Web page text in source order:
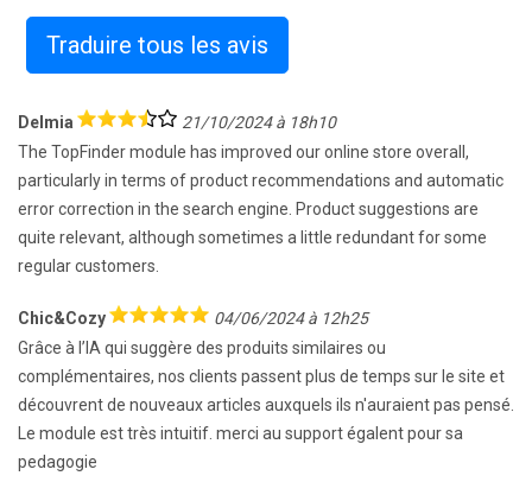
Traduire tous les avis
Delmia
21/10/2024 à 18h10
The TopFinder module has improved our online store overall,
particularly in terms of product recommendations and automatic
error correction in the search engine. Product suggestions are
quite relevant, although sometimes a little redundant for some
regular customers.
Chic&Cozy
04/06/2024 à 12h25
Grâce à l’IA qui suggère des produits similaires ou
complémentaires, nos clients passent plus de temps sur le site et
découvrent de nouveaux articles auxquels ils n'auraient pas pensé.
Le module est très intuitif. merci au support égalent pour sa
pedagogie